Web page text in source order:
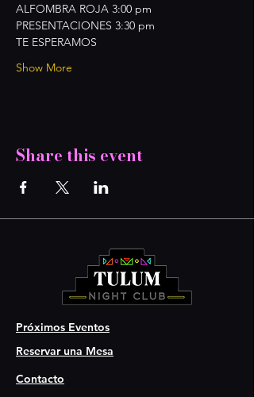
ALFOMBRA ROJA 3:00 pm
PRESENTACIONES 3:30 pm
TE ESPERAMOS
Show More
Share this event
Próximos Eventos
Reservar una Mesa
Contacto